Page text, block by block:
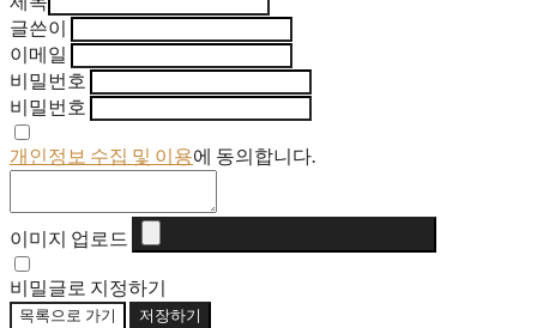
글쓴이
이메일
비밀번호
비밀번호
개인정보 수집 및 이용에 동의합니다.
이미지 업로드
비밀글로 지정하기
목록으로 가기 저장하기